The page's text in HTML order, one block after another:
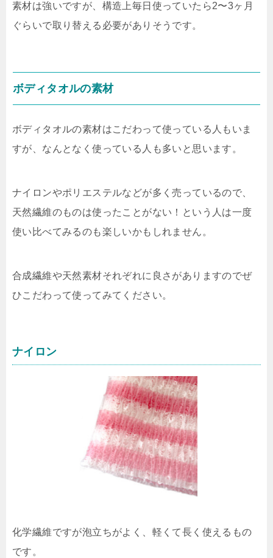
素材は強いですが、構造上毎日使っていたら2〜3ヶ月
ぐらいで取り替える必要がありそうです。
ボディタオルの素材
ボディタオルの素材はこだわって使っている人もいま
すが、なんとなく使っている人も多いと思います。
ナイロンやポリエステルなどが多く売っているので、
天然繊維のものは使ったことがない！という人は一度
使い比べてみるのも楽しいかもしれません。
合成繊維や天然素材それぞれに良さがありますのでぜ
ひこだわって使ってみてください。
ナイロン
化学繊維ですが泡立ちがよく、軽くて長く使えるもの
です。